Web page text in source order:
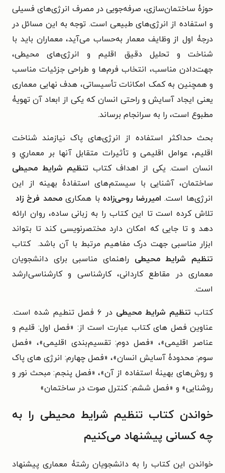
حوزۀ ساختمان‌سازی، صرفه‌جویی در مصرف انرژی‌های فسیلی
و استفاده از انرژی‌های طبیعی است. توجه به این مسائل در
درجۀ اول از وظایف معمار به‌حساب می‌آید، معماران باید با
شناخت و تحلیل دقیق اقلیم و انرژی‌های محیطی،
جهت‌دادن مناسب، انتخاب فرم‌ها و طراحی جزئیات مناسب
و همچنین به کمک امکانات تأسیساتی، هدف نهایی معماری
یعنی ایجاد آسایش و راحتی انسان که یکی از ابعاد آن تهویۀ
‌مطبوع است، را به سرانجام برساند.
بحث حداکثر استفاده از انرژی‌های پاک نیازمند شناخت
اقلیم، عوامل اقلیمی و تأثیرات متقابل آنها بر معماري و
انسان است. یکی از اهداف کتاب تنظیم شرایط محیطی
ساختمان، آشنایی با سیستم‌های استفادۀ بهینه از این
انرژی‌ها است. امیررضا روحی‌زادهبا همکاریمحمد فرخ زاد
تلاش کرده است تا این کتاب را به زبانی ساده، روان ارائه
دهد و تا جایی که امکان دارد مختصرنویسی کند تا بتواند
ابزار مناسبی جهت درک مفاهیم مرتبط با آن باشد. کتاب
تنظیم شرایط محیطی راهنمای مناسبی برای دانشجویان
معماری در مقاطع کاردانی، کارشناسی و کارشناسی‌ارشد
است.
کتاب تنظیم شرایط محیطی
در ۶ فصل تنطیم شده است.
عناوین فصل های کتاب عبارت است از: «فصل اول: قلیم و
عناصر اقلیمی»، «فصل دوم: تقسیم‌بندی اقلیمی»، «فصل
سوم: محدودۀ آسایش انسان»، «فصل چهارم: انرژی های پاک
و روش‌های بهینۀ استفاده از آن»، «فصل پنجم: مبحث نور و
روشنایی» و «فصل ششم: کنترل صوت در ساختمان»
خواندن کتاب تنظیم شرایط محیطی را به
چه کسانی پیشنهاد می‌کنیم
خواندن این کتاب را به دانشجویان رشتۀ معماری پیشنهاد